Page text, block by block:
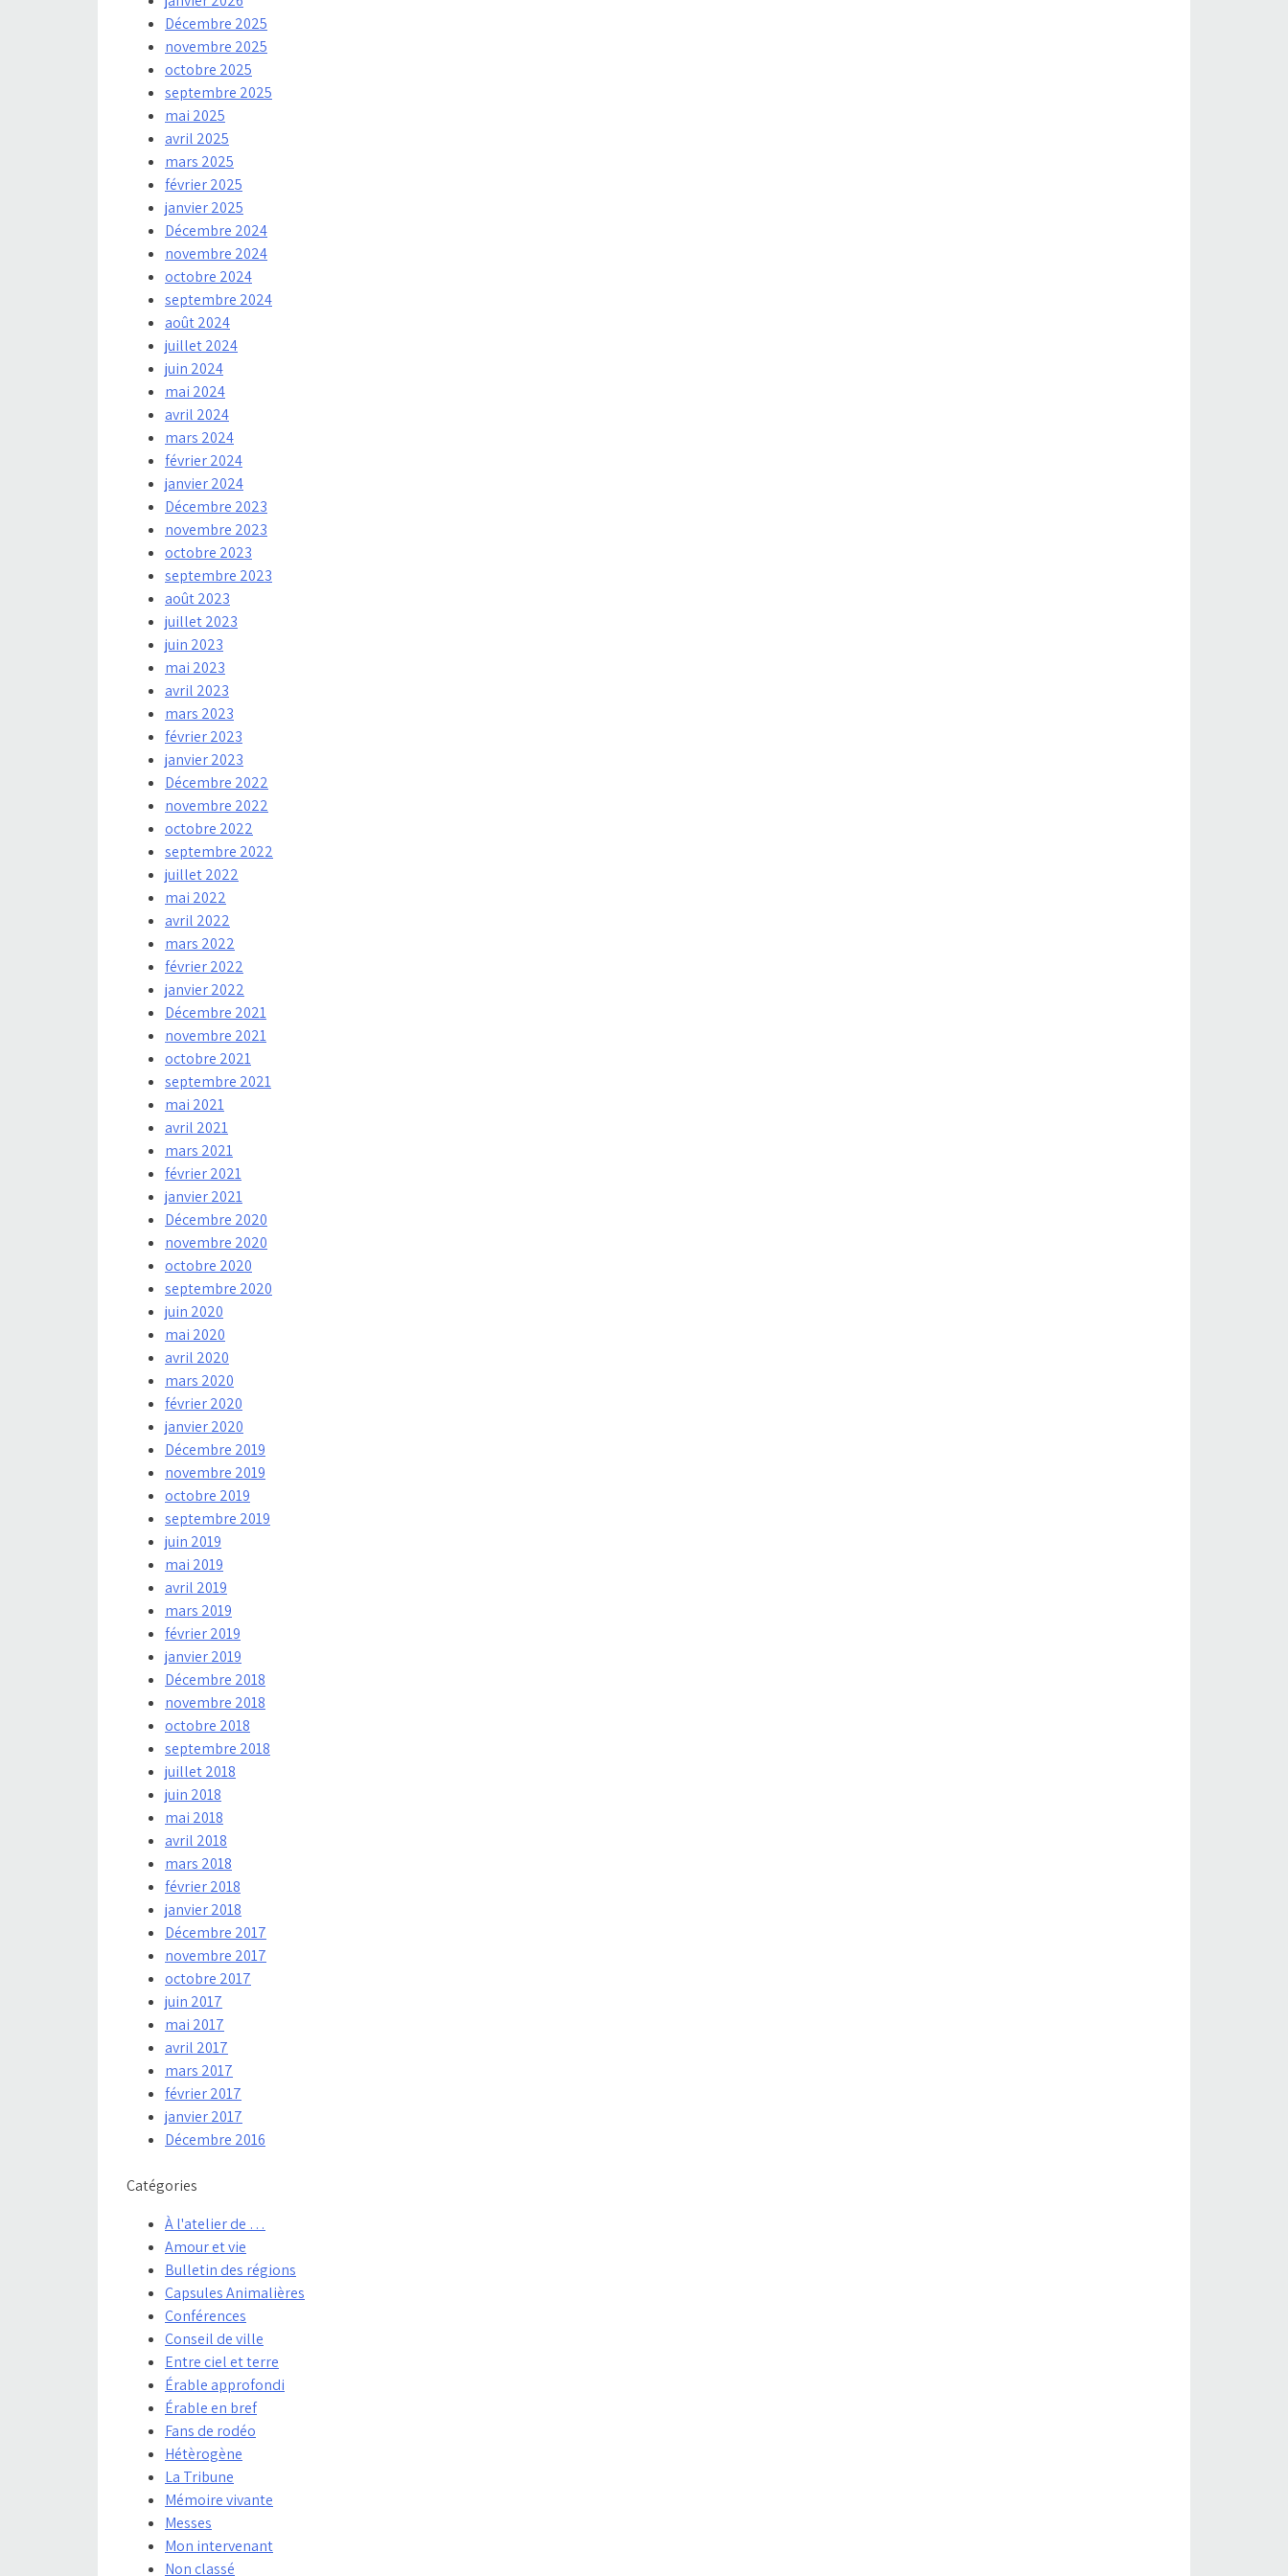
Décembre 2025
novembre 2025
octobre 2025
septembre 2025
mai 2025
avril 2025
mars 2025
février 2025
janvier 2025
Décembre 2024
novembre 2024
octobre 2024
septembre 2024
août 2024
juillet 2024
juin 2024
mai 2024
avril 2024
mars 2024
février 2024
janvier 2024
Décembre 2023
novembre 2023
octobre 2023
septembre 2023
août 2023
juillet 2023
juin 2023
mai 2023
avril 2023
mars 2023
février 2023
janvier 2023
Décembre 2022
novembre 2022
octobre 2022
septembre 2022
juillet 2022
mai 2022
avril 2022
mars 2022
février 2022
janvier 2022
Décembre 2021
novembre 2021
octobre 2021
septembre 2021
mai 2021
avril 2021
mars 2021
février 2021
janvier 2021
Décembre 2020
novembre 2020
octobre 2020
septembre 2020
juin 2020
mai 2020
avril 2020
mars 2020
février 2020
janvier 2020
Décembre 2019
novembre 2019
octobre 2019
septembre 2019
juin 2019
mai 2019
avril 2019
mars 2019
février 2019
janvier 2019
Décembre 2018
novembre 2018
octobre 2018
septembre 2018
juillet 2018
juin 2018
mai 2018
avril 2018
mars 2018
février 2018
janvier 2018
Décembre 2017
novembre 2017
octobre 2017
juin 2017
mai 2017
avril 2017
mars 2017
février 2017
janvier 2017
Décembre 2016
Catégories
À l'atelier de …
Amour et vie
Bulletin des régions
Capsules Animalières
Conférences
Conseil de ville
Entre ciel et terre
Érable approfondi
Érable en bref
Fans de rodéo
Hétèrogène
La Tribune
Mémoire vivante
Messes
Mon intervenant
Non classé